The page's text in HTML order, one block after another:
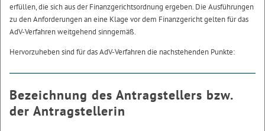
erfüllen, die sich aus der Finanzgerichtsordnung ergeben. Die Ausführungen
zu den Anforderungen an eine Klage vor dem Finanzgericht gelten für das
AdV-Verfahren weitgehend sinngemäß.
Hervorzuheben sind für das AdV-Verfahren die nachstehenden Punkte:
Bezeichnung des Antragstellers bzw.
der Antragstellerin